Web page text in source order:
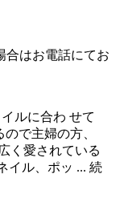
合はお電話にてお
ルに合わ せて
で主婦の方、
く愛されている
イル、ポッ ... 続